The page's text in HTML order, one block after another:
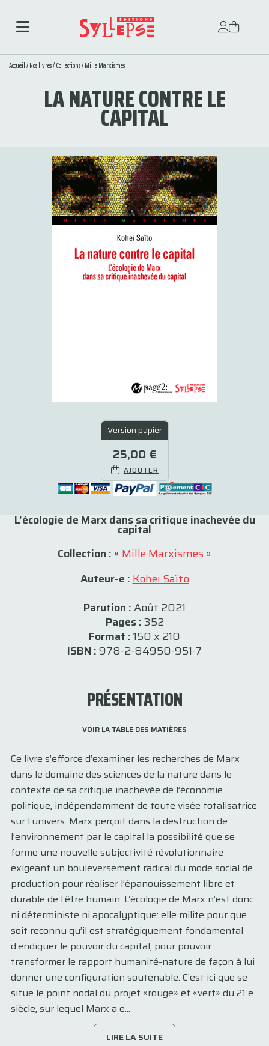
Accueil/Nos livres/Collections/Mille Marxismes
LA NATURE CONTRE LE
CAPITAL
Version papier
25,00 €
AJOUTER
L’écologie de Marx dans sa critique inachevée du
capital
Collection : « Mille Marxismes»
Auteur-e :Kohei Saïto
Parution :Août 2021
Pages :352
Format :150 x 210
ISBN :978-2-84950-951-7
PRÉSENTATION
VOIR LA TABLE DES MATIÈRES
Ce livre s’efforce d’examiner les recherches de Marx
dans le domaine des sciences de la nature dans le
contexte de sa critique inachevée de l’économie
politique, indépendamment de toute visée totalisatrice
sur l’univers. Marx perçoit dans la destruction de
l’environnement par le capital la possibilité que se
forme une nouvelle subjectivité révolutionnaire
exigeant un bouleversement radical du mode social de
production pour réaliser l’épanouissement libre et
durable de l’être humain. L’écologie de Marx n’est donc
ni déterministe ni apocalyptique: elle milite pour que
soit reconnu qu’il est stratégiquement fondamental
d’endiguer le pouvoir du capital, pour pouvoir
transformer le rapport humanité-nature de façon à lui
donner une configuration soutenable. C’est ici que se
situe le point nodal du projet «rouge» et «vert» du 21 e
siècle, sur lequel Marx a e...
LIRE LA SUITE